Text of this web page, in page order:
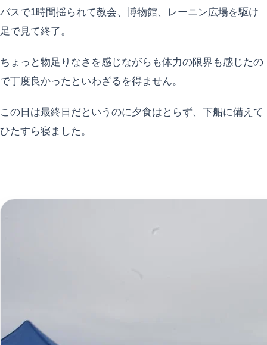
バスで1時間揺られて教会、博物館、レーニン広場を駆け
足で見て終了。
ちょっと物足りなさを感じながらも体力の限界も感じたの
で丁度良かったといわざるを得ません。
この日は最終日だというのに夕食はとらず、下船に備えて
ひたすら寝ました。